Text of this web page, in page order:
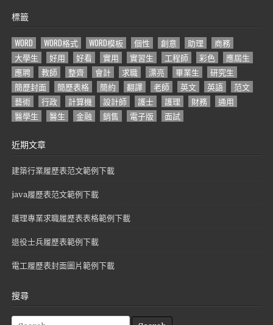
標籤
WORD WORD格式 WORD模板 個性 創意 助理
商務
大學生
好用 好看 實用 實習生 工程師 彩色
應屆生
應聘
教師 整齊 會計 求職 漂亮 畢業生
研究生
簡歷封面
簡歷表格 簡約 翻譯 老師 英文 英語
范文
藝術
行政 計算機 設計師 護士 護理 財務
通用
醫學生
醫生 金融 銷售 電子版 面試
近期文章
建築行業履歷表范文範例下載
java履歷表范文範例下載
護理專業求職履歷表表格範例下載
退役士兵履歷表範例下載
電工履歷表封面圖片範例下載
搜尋